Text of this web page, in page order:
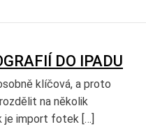
DO IPADU
klíčová, a proto
na několik
je import fotek […]